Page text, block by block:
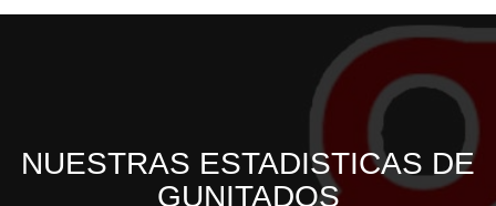
NUESTRAS ESTADISTICAS DE
GUNITADOS